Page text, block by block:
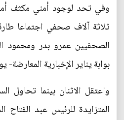
وفي تحد لوجود أمني مكثف
ثلاثة آلاف صحفي اجتماعا
الصحفيين عمرو بدر ومحمود
بوابة يناير الإخبارية
واعتقل الاثنان بينما تحاول
المتزايدة للرئيس عبد